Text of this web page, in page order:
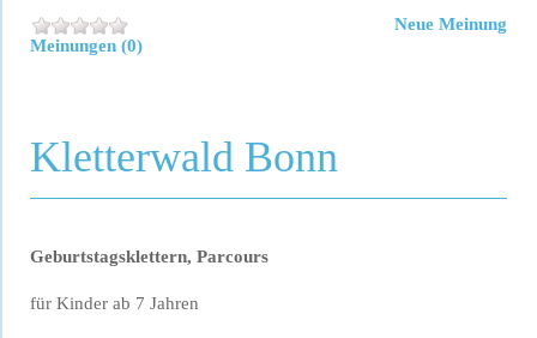
Meinungen (0)
Neue Meinung
Kletterwald Bonn
Geburtstagsklettern, Parcours
für Kinder ab 7 Jahren